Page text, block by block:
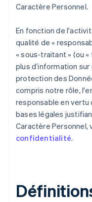
Caractère Personnel.
En fonction de
qualité de «
« sous-traitant » (ou
plus d’information
protection des
compris notre rôle,
responsable en vertu
bases légales
Caractère Personnel,
confidentialité.